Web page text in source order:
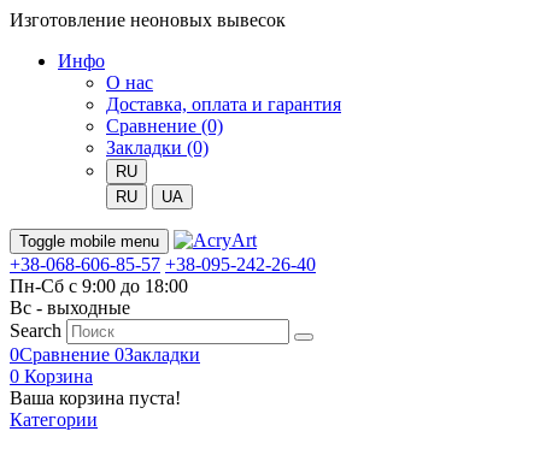
Изготовление неоновых вывесок
Инфо
О нас
Доставка, оплата и гарантия
Сравнение (0)
Закладки (0)
RU
RU
UA
Toggle mobile menu
+38-068-606-85-57 +38-095-242-26-40
Пн-Сб с 9:00 до 18:00
Вс - выходные
Search
0Сравнение 0Закладки
0 Корзина
Ваша корзина пуста!
Категории